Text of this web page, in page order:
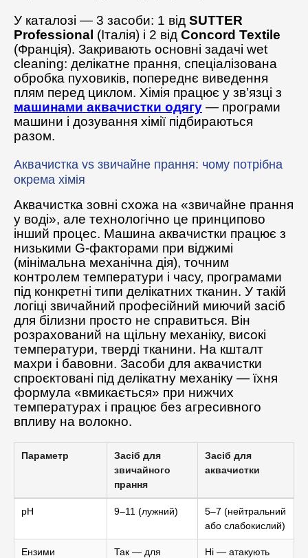
У каталозі — 3 засоби: 1 від SUTTER
Professional (Італія) і 2 від Concord Textile
(Франція). Закривають основні задачі wet
cleaning: делікатне прання, спеціалізована
обробка пуховиків, попереднє виведення
плям перед циклом. Хімія працює у зв’язці з
машинами аквачистки одягу — програми
машини і дозування хімії підбираються
разом.
Аквачистка vs звичайне прання: чому потрібна
окрема хімія
Аквачистка зовні схожа на «звичайне прання
у воді», але технологічно це принципово
інший процес. Машина аквачистки працює з
низькими G-факторами при віджимі
(мінімальна механічна дія), точним
контролем температури і часу, програмами
під конкретні типи делікатних тканин. У такій
логіці звичайний професійний миючий засіб
для білизни просто не справиться. Він
розрахований на щільну механіку, високі
температури, тверді тканини. На кшталт
махри і бавовни. Засоби для аквачистки
спроєктовані під делікатну механіку — їхня
формула «вмикається» при нижчих
температурах і працює без агресивного
впливу на волокно.
Параметр
Засіб для
звичайного
прання
Засіб для
аквачистки
pH 9–11 (лужний)
5–7 (нейтральний
або слабокислий)
Ензими
Так — для
Ні — атакують